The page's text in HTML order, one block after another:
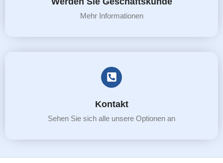
Mehr Informationen
Kontakt
Sehen Sie sich alle unsere Optionen an